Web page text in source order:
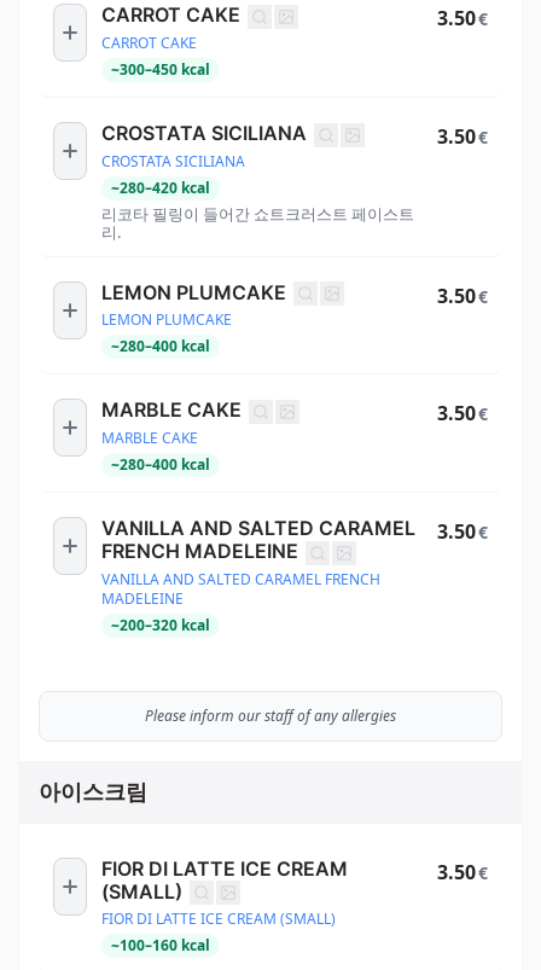
CARROT CAKE
CARROT CAKE
~300–450 kcal
3.50€
CROSTATA SICILIANA
CROSTATA SICILIANA
~280–420 kcal
리코타 필링이 들어간 쇼트크러스트 페이스트
리.
3.50€
LEMON PLUMCAKE
LEMON PLUMCAKE
~280–400 kcal
3.50€
MARBLE CAKE
MARBLE CAKE
~280–400 kcal
3.50€
VANILLA AND SALTED CARAMEL
FRENCH MADELEINE
VANILLA AND SALTED CARAMEL FRENCH
MADELEINE
~200–320 kcal
3.50€
Please inform our staff of any allergies
아이스크림
FIOR DI LATTE ICE CREAM
(SMALL)
FIOR DI LATTE ICE CREAM (SMALL)
~100–160 kcal
3.50€